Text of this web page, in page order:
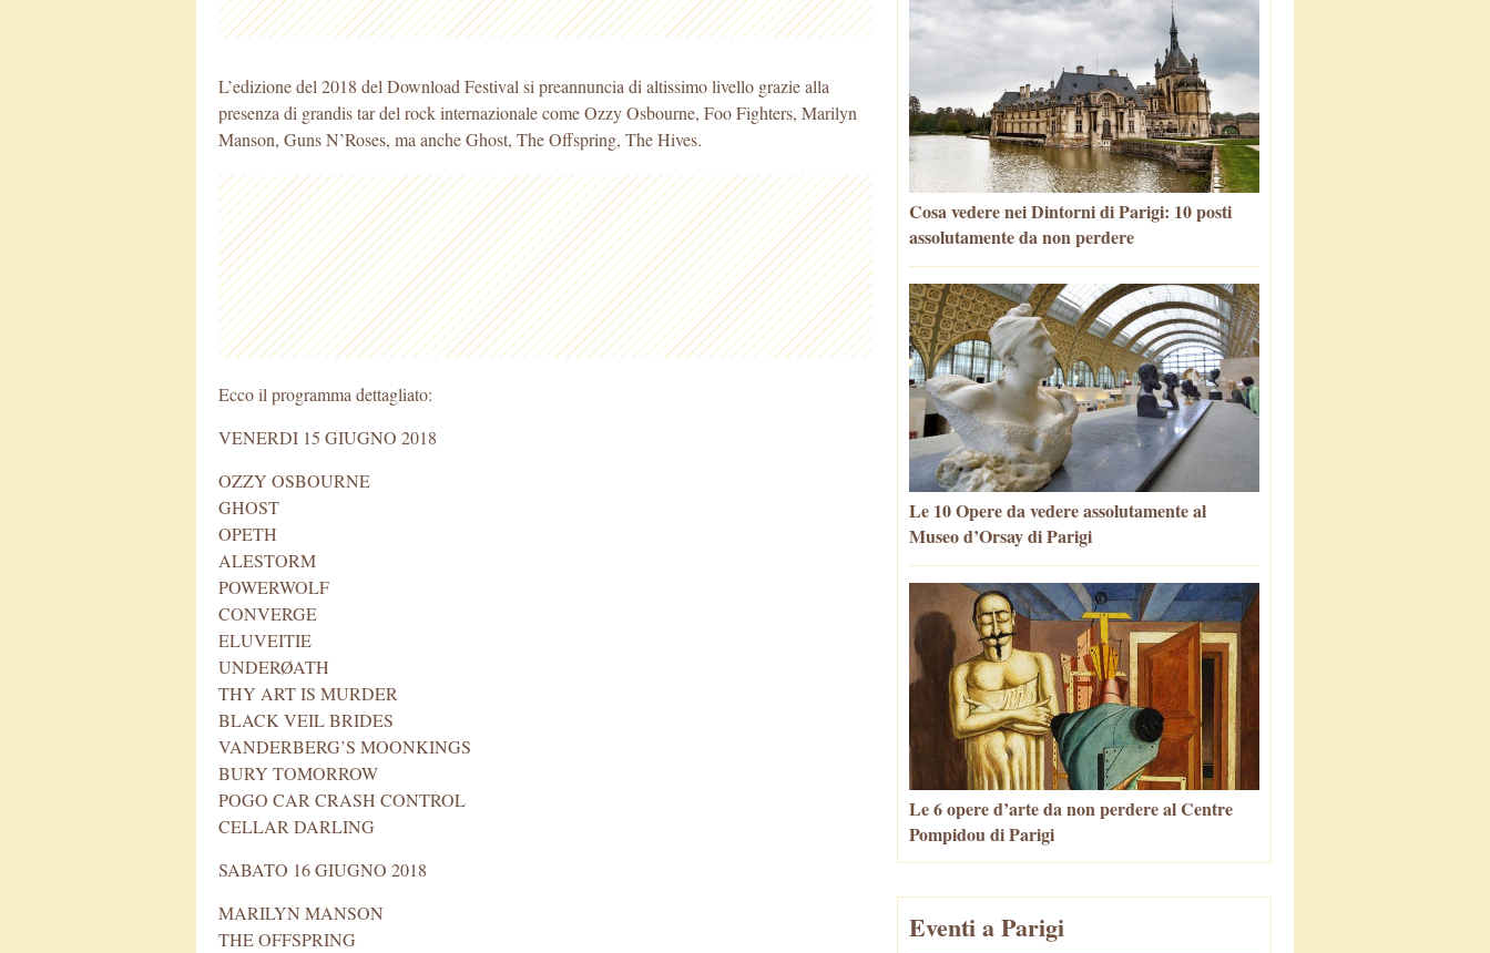
L’edizione del 2018 del Download Festival si preannuncia di altissimo livello grazie alla
presenza di grandis tar del rock internazionale come Ozzy Osbourne, Foo Fighters, Marilyn
Manson, Guns N’Roses, ma anche Ghost, The Offspring, The Hives.
Ecco il programma dettagliato:
VENERDI 15 GIUGNO 2018
OZZY OSBOURNE
GHOST
OPETH
ALESTORM
POWERWOLF
CONVERGE
ELUVEITIE
UNDERØATH
THY ART IS MURDER
BLACK VEIL BRIDES
VANDERBERG’S MOONKINGS
BURY TOMORROW
POGO CAR CRASH CONTROL
CELLAR DARLING
SABATO 16 GIUGNO 2018
MARILYN MANSON
THE OFFSPRING
Cosa vedere nei Dintorni di Parigi: 10 posti
assolutamente da non perdere
Le 10 Opere da vedere assolutamente al
Museo d’Orsay di Parigi
Le 6 opere d’arte da non perdere al Centre
Pompidou di Parigi
Eventi a Parigi